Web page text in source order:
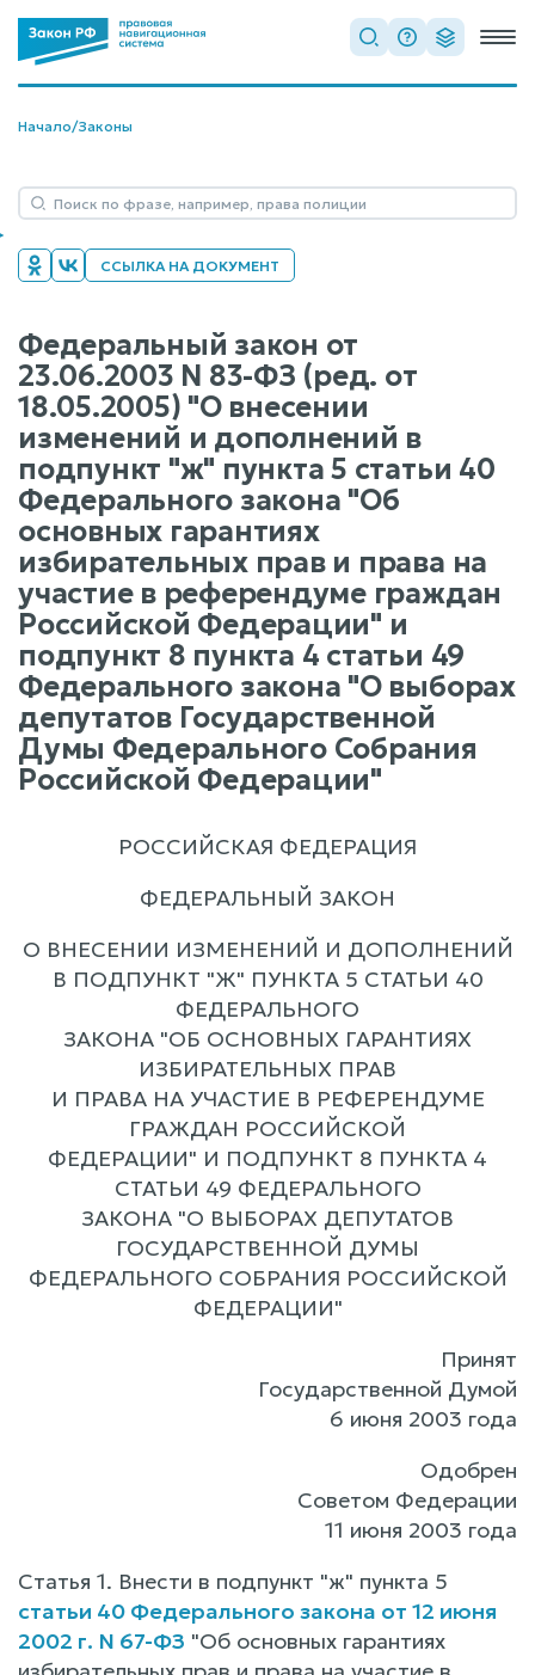
Начало/Законы
ССЫЛКА НА ДОКУМЕНТ
Федеральный закон от
23.06.2003 N 83-ФЗ (ред. от
18.05.2005) "О внесении
изменений и дополнений в
подпункт "ж" пункта 5 статьи 40
Федерального закона "Об
основных гарантиях
избирательных прав и права на
участие в референдуме граждан
Российской Федерации" и
подпункт 8 пункта 4 статьи 49
Федерального закона "О выборах
депутатов Государственной
Думы Федерального Собрания
Российской Федерации"
РОССИЙСКАЯ ФЕДЕРАЦИЯ
ФЕДЕРАЛЬНЫЙ ЗАКОН
О ВНЕСЕНИИ ИЗМЕНЕНИЙ И ДОПОЛНЕНИЙ
В ПОДПУНКТ "Ж" ПУНКТА 5 СТАТЬИ 40
ФЕДЕРАЛЬНОГО
ЗАКОНА "ОБ ОСНОВНЫХ ГАРАНТИЯХ
ИЗБИРАТЕЛЬНЫХ ПРАВ
И ПРАВА НА УЧАСТИЕ В РЕФЕРЕНДУМЕ
ГРАЖДАН РОССИЙСКОЙ
ФЕДЕРАЦИИ" И ПОДПУНКТ 8 ПУНКТА 4
СТАТЬИ 49 ФЕДЕРАЛЬНОГО
ЗАКОНА "О ВЫБОРАХ ДЕПУТАТОВ
ГОСУДАРСТВЕННОЙ ДУМЫ
ФЕДЕРАЛЬНОГО СОБРАНИЯ РОССИЙСКОЙ
ФЕДЕРАЦИИ"
Принят
Государственной Думой
6 июня 2003 года
Одобрен
Советом Федерации
11 июня 2003 года
Статья 1. Внести в подпункт "ж" пункта 5
статьи 40 Федерального закона от 12 июня
2002 г. N 67-ФЗ "Об основных гарантиях